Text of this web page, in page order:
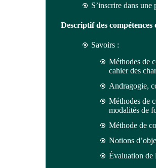
S’inscrire dans
Descriptif des
Savoirs :
Méthodes de
cahier des
Andragogie,
Méthodes de
modalités de
Méthode de
Notions
Évaluation de